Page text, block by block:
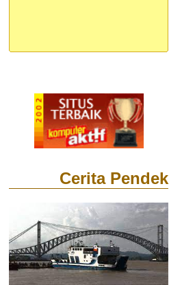
Cerita Pendek